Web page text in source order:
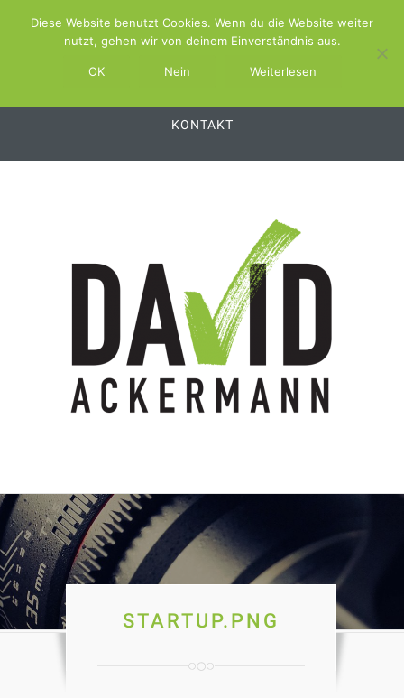
ABOUT SCHWIMMBAD.TV
KONTAKT
STARTUP.PNG
Diese Website benutzt Cookies. Wenn du die Website weiter
nutzt, gehen wir von deinem Einverständnis aus.
OK Nein Weiterlesen